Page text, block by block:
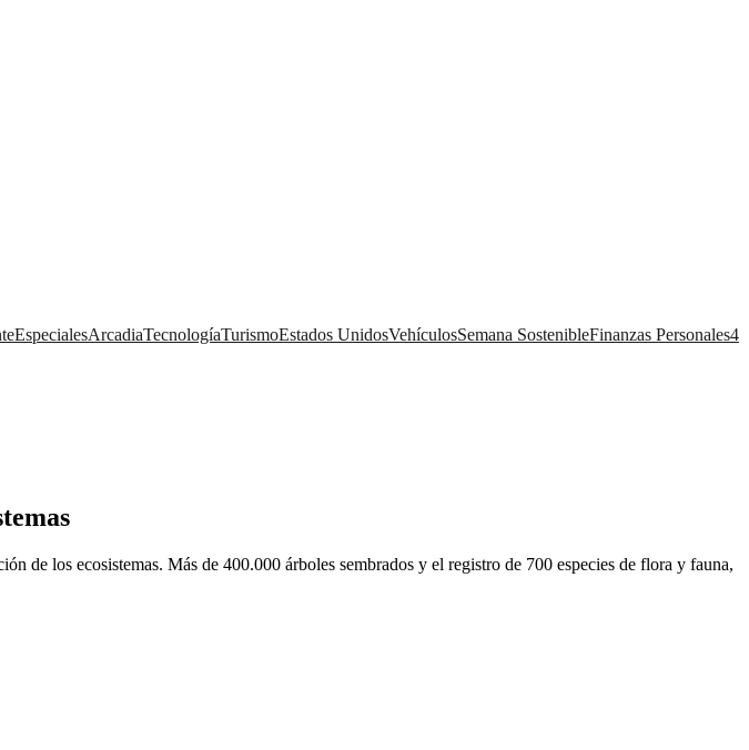
EspecialesArcadiaTecnologíaTurismoEstados UnidosVehículosSemana SostenibleFinanzas Personales4
de los ecosistemas. Más de 400.000 árboles sembrados y el registro de 700 especies de flora y fauna,